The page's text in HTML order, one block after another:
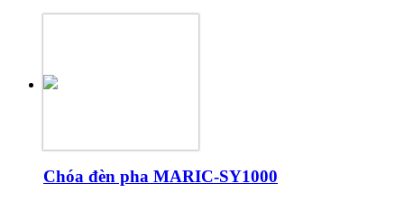
Chóa đèn pha MARIC-SY1000